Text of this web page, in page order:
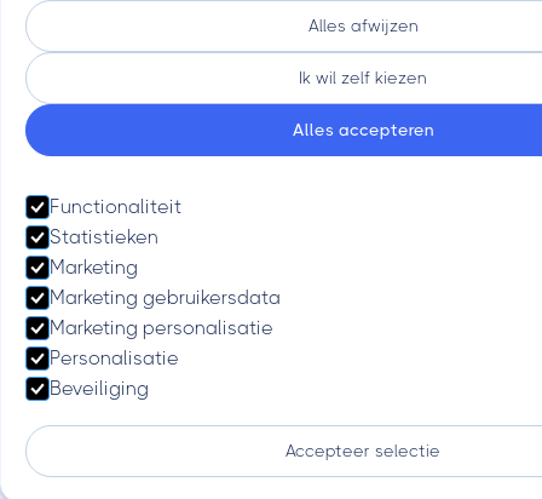
Alles afwijzen
Ik wil zelf kiezen
Alles accepteren
Functionaliteit
Statistieken
Marketing
Marketing gebruikersdata
Marketing personalisatie
Personalisatie
Beveiliging
Accepteer selectie